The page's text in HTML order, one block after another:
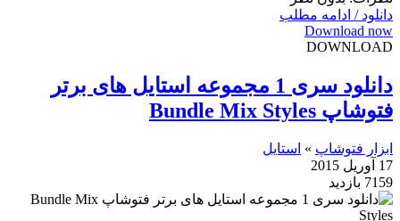
دانلود / ادامه مطلب
Download now
DOWNLOAD
دانلود سری 1 مجموعه استایل های برتر
فتوشاپ Bundle Mix Styles
ابزار فتوشاپ » استایل
17 آوریل 2015
7159 بازدید